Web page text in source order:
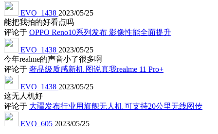
EVO_1438 2023/05/25
能把我拍的好看点吗
评论于 OPPO Reno10系列发布 影像性能全面提升
EVO_1438 2023/05/25
今年realme的声音小了很多啊
评论于 奢品级质感新机 图说真我realme 11 Pro+
EVO_1438 2023/05/25
这无人机好
评论于 大疆发布行业用旗舰无人机 可支持20公里无线图传
EVO_605 2023/05/25